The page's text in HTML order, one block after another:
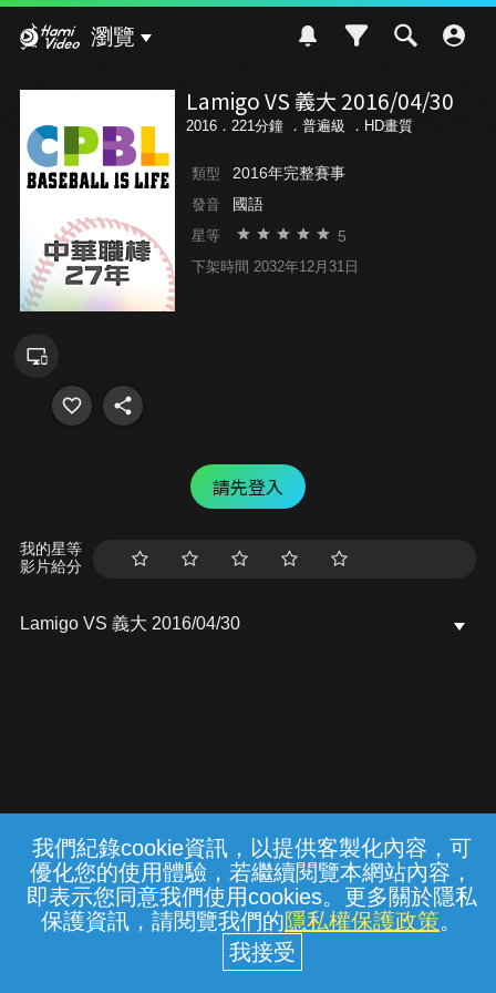
我們紀錄cookie資訊，以提供客製化內容，可
優化您的使用體驗，若繼續閱覽本網站內容，
即表示您同意我們使用cookies。更多關於隱私
保護資訊，請閱覽我們的隱私權保護政策。
瀏覽
Lamigo VS 義大 2016/04/30
2016．221分鐘 ． 普遍級 ．HD畫質
類型 2016年完整賽事
發音 國語
星等 5
下架時間 2032年12月31日
請先登入
我的星等
影片給分
Lamigo VS 義大 2016/04/30
常見問題 線上客服 服務條款 隱私權保護
中華電信股份有限公司個人家庭分公司
(統一編號：96979949) © 2026
{{notifyMsg}}